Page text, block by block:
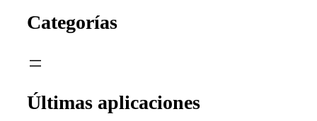
Categorías
Últimas aplicaciones